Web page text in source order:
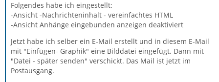
Folgendes habe ich eingestellt:
-Ansicht -Nachrichteninhalt - vereinfachtes HTML
-Ansicht Anhänge eingebunden anzeigen deaktiviert
Jetzt habe ich selber ein E-Mail erstellt und in diesem E-Mail
mit "Einfügen- Graphik" eine Bilddatei eingefügt. Dann mit
"Datei - später senden" verschickt. Das Mail ist jetzt im
Postausgang.